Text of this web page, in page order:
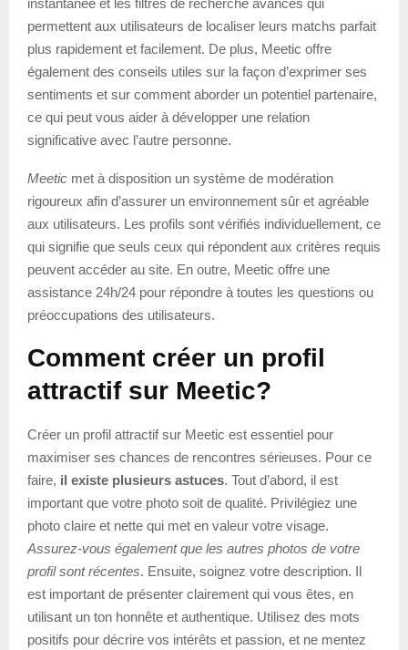
permettent aux utilisateurs de localiser leurs matchs parfait
plus rapidement et facilement. De plus, Meetic offre
également des conseils utiles sur la façon d’exprimer ses
sentiments et sur comment aborder un potentiel partenaire,
ce qui peut vous aider à développer une relation
significative avec l’autre personne.
Meetic met à disposition un système de modération
rigoureux afin d’assurer un environnement sûr et agréable
aux utilisateurs. Les profils sont vérifiés individuellement, ce
qui signifie que seuls ceux qui répondent aux critères requis
peuvent accéder au site. En outre, Meetic offre une
assistance 24h/24 pour répondre à toutes les questions ou
préoccupations des utilisateurs.
Comment créer un profil
attractif sur Meetic?
Créer un profil attractif sur Meetic est essentiel pour
maximiser ses chances de rencontres sérieuses. Pour ce
faire, il existe plusieurs astuces. Tout d’abord, il est
important que votre photo soit de qualité. Privilégiez une
photo claire et nette qui met en valeur votre visage.
Assurez-vous également que les autres photos de votre
profil sont récentes. Ensuite, soignez votre description. Il
est important de présenter clairement qui vous êtes, en
utilisant un ton honnête et authentique. Utilisez des mots
positifs pour décrire vos intérêts et passion, et ne mentez